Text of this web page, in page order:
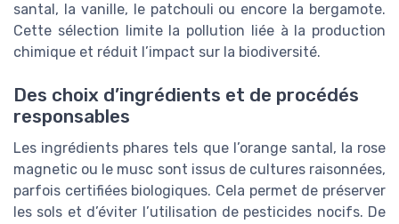
santal, la vanille, le patchouli ou encore la bergamote.
Cette sélection limite la pollution liée à la production
chimique et réduit l’impact sur la biodiversité.
Des choix d’ingrédients et de procédés
responsables
Les ingrédients phares tels que l’orange santal, la rose
magnetic ou le musc sont issus de cultures raisonnées,
parfois certifiées biologiques. Cela permet de préserver
les sols et d’éviter l’utilisation de pesticides nocifs. De